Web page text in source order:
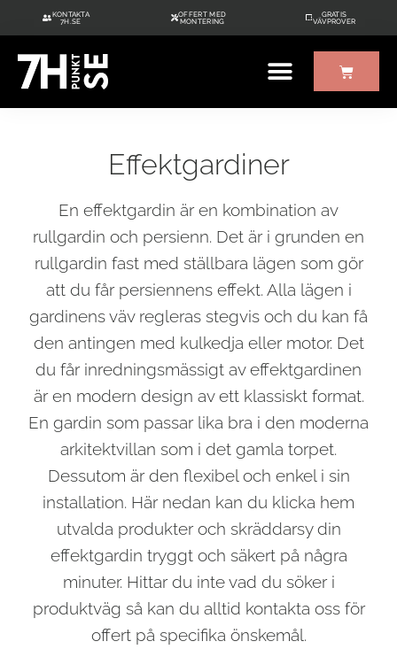
KONTAKTA
7H.SE
OFFERT MED
MONTERING
GRATIS
VÄVPROVER
Effektgardiner
En effektgardin är en kombination av
rullgardin och persienn. Det är i grunden en
rullgardin fast med ställbara lägen som gör
att du får persiennens effekt. Alla lägen i
gardinens väv regleras stegvis och du kan få
den antingen med kulkedja eller motor. Det
du får inredningsmässigt av effektgardinen
är en modern design av ett klassiskt format.
En gardin som passar lika bra i den moderna
arkitektvillan som i det gamla torpet.
Dessutom är den flexibel och enkel i sin
installation. Här nedan kan du klicka hem
utvalda produkter och skräddarsy din
effektgardin tryggt och säkert på några
minuter. Hittar du inte vad du söker i
produktväg så kan du alltid kontakta oss för
offert på specifika önskemål.